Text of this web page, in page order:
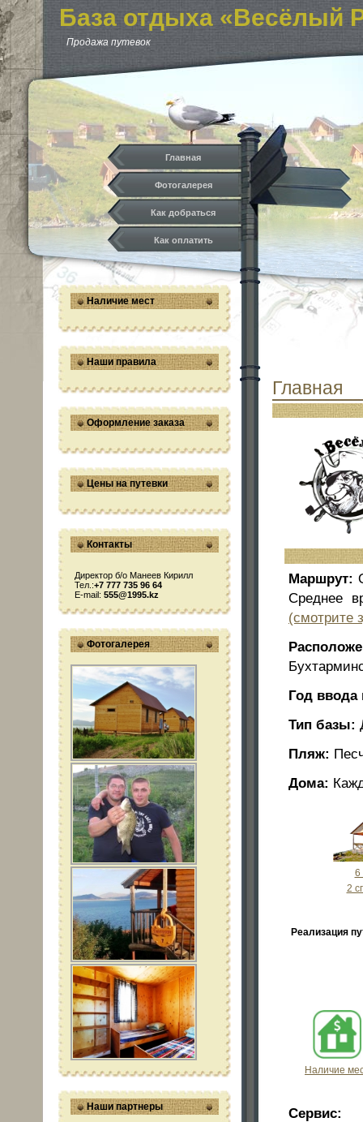
База отдыха «Весёлый
Бухтарма. Продажа
Бухтарме. Семейный
Карта. Зона отдыха.
Продажа путевок
Главная
Фотогалерея
Как добраться
Как оплатить
Главная
Маршрут:
Среднее
(cмотрите
Год ввода
Тип базы:
Пляж:
Дома:
6
2
Реализация
Наличие
Сервис:
Наличие мест
Наши правила
Оформление заказа
Цены на путевки
Контакты
Директор б/о Манеев Кирилл
Тел.:+7 777 735 96 64
E-mail: 555@1995.kz
Фотогалерея
Наши партнеры